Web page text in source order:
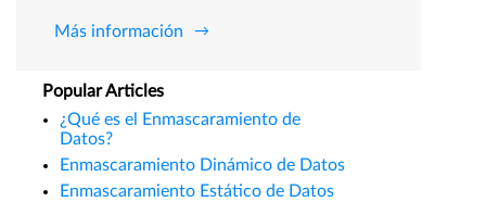
Más información
Popular Articles
¿Qué es el Enmascaramiento de
Datos?
Enmascaramiento Dinámico de Datos
Enmascaramiento Estático de Datos